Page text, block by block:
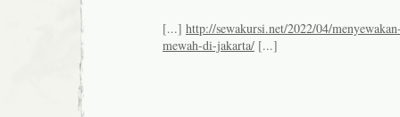
[...] http://sewakursi.net/2022/04/
mewah-di-jakarta/ [...]